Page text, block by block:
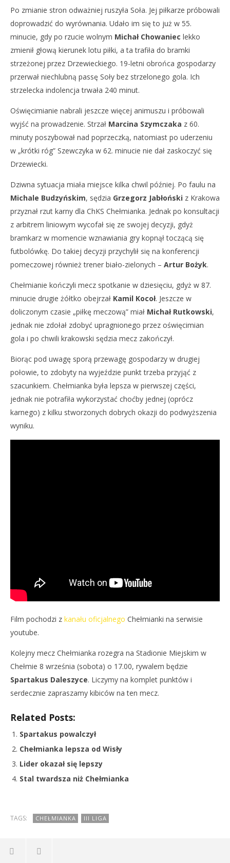
Po zmianie stron odważniej ruszyła Soła. Jej piłkarze próbowali
doprowadzić do wyrównania. Udało im się to już w 55.
minucie, gdy po rzucie wolnym Michał Chowaniec lekko
zmienił głową kierunek lotu piłki, a ta trafiła do bramki
strzeżonej przez Drzewieckiego. 19-letni obrońca gospodarzy
przerwał niechlubną passę Soły bez strzelonego gola. Ich
strzelecka indolencja trwała 240 minut.
Oświęcimianie nabrali jeszcze więcej animuszu i próbowali
wyjść na prowadzenie. Strzał Marcina Szymczaka z 60.
minuty poszybował nad poprzeczką, natomiast po uderzeniu
w „krótki róg” Szewczyka w 62. minucie nie dał zaskoczyć się
Drzewiecki.
Dziwna sytuacja miała miejsce kilka chwil później. Po faulu na
Michale Budzyńskim, sędzia Grzegorz Jabłoński z Krakowa
przyznał rzut karny dla ChKS Chełmianka. Jednak po konsultacji
z arbitrem liniowym wycofał się ze swojej decyzji, gdyż
bramkarz w momencie wznawiania gry kopnął toczącą się
futbolówkę. Do takiej decyzji przychylił się na konferencji
pomeczowej również trener biało-zielonych – Artur Bożyk.
Chełmianie kończyli mecz spotkanie w dziesięciu, gdyż w 87.
minucie drugie żółtko obejrzał Kamil Kocoł. Jeszcze w
doliczonym czasie „piłkę meczową” miał Michał Rutkowski,
jednak nie zdołał zdobyć upragnionego przez oświęcimian
gola i po chwili krakowski sędzia mecz zakończył.
Biorąc pod uwagę sporą przewagę gospodarzy w drugiej
połowie, to zdobyty na wyjeździe punkt trzeba przyjąć z
szacunkiem. Chełmianka była lepsza w pierwszej części,
jednak nie potrafiła wykorzystać choćby jednej (oprócz
karnego) z kilku stworzonych dobrych okazji do podwyższenia
wyniku.
Film pochodzi z kanału oficjalnego Chełmianki na serwisie
youtube.
Kolejny mecz Chełmianka rozegra na Stadionie Miejskim w
Chełmie 8 września (sobota) o 17.00, rywalem będzie
Spartakus Daleszyce. Liczymy na komplet punktów i
serdecznie zapraszamy kibiców na ten mecz.
Related Posts:
Spartakus powalczył
Chełmianka lepsza od Wisły
Lider okazał się lepszy
Stal twardsza niż Chełmianka
TAGS: CHEŁMIANKA III LIGA